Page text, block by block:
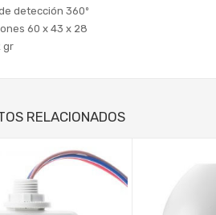
detección 360º
60 x 43 x 28
gr
RELACIONADOS